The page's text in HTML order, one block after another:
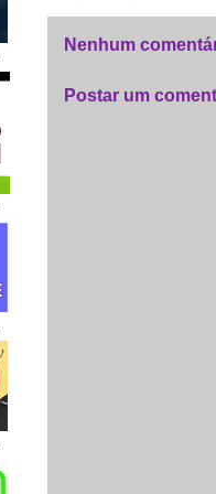
Nenhum
Postar um